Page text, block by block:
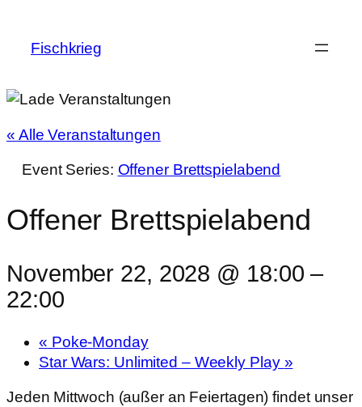
Fischkrieg
« Alle Veranstaltungen
Event Series: Offener Brettspielabend
Offener Brettspielabend
November 22, 2028 @ 18:00 –
22:00
« Poke-Monday
Star Wars: Unlimited – Weekly Play »
Jeden Mittwoch (außer an Feiertagen) findet unser